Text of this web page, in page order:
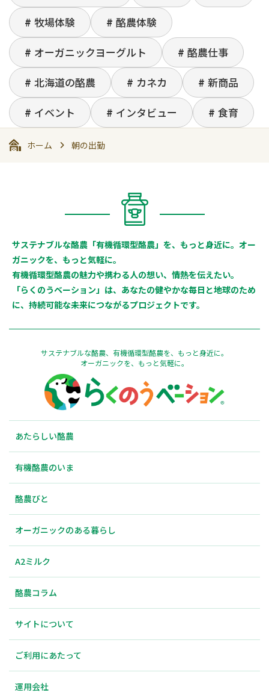
牧場体験
酪農体験
オーガニックヨーグルト
酪農仕事
北海道の酪農
カネカ
新商品
イベント
インタビュー 食育
ホーム 朝の出勤
サステナブルな酪農「有機循環型酪農」を、もっと身近に。オー
ガニックを、もっと気軽に。
有機循環型酪農の魅力や携わる人の想い、情熱を伝えたい。
「らくのうベーション」は、あなたの健やかな毎日と地球のため
に、持続可能な未来につながるプロジェクトです。
サステナブルな酪農、有機循環型酪農を、もっと身近に。
オーガニックを、もっと気軽に。
あたらしい酪農
有機酪農のいま
酪農びと
オーガニックのある暮らし
A2ミルク
酪農コラム
サイトについて
ご利用にあたって
運用会社